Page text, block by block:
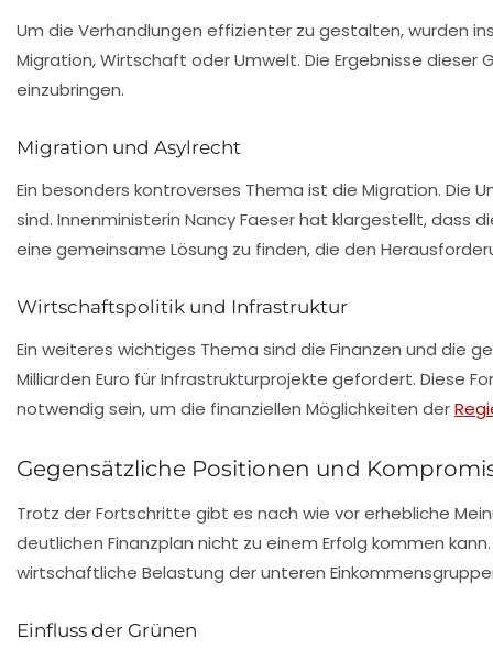
Um die Verhandlungen effizienter zu gestalten, wurden
Migration,Wirtschaft oderUmwelt. Die Ergebnisse dieser
einzubringen.
Migration und Asylrecht
Ein besonders kontroverses Thema ist die Migration. Die
sind. Innenministerin Nancy Faeserhat klargestellt, dass
eine gemeinsame Lösung zu finden, die den
Wirtschaftspolitik und Infrastruktur
Ein weiteres wichtiges Thema sind die Finanzen und die
Milliarden Euro für Infrastrukturprojekte gefordert. Diese
notwendig sein, um die finanziellen Möglichkeiten der
Gegensätzliche Positionen und
Trotz der Fortschritte gibt es nach wie vor erhebliche
deutlichen Finanzplan nicht zu einem Erfolg kommen
wirtschaftliche Belastung der unteren
Einfluss der Grünen